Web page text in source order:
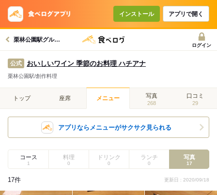
インストール アプリで開く
栗林公園駅グルメへ
ログイン
公式 おいしいワイン 季節のお料理 ハチアナ
栗林公園駅/創作料理
トップ 座席 メニュー 写真
268
口コミ
29
アプリならメニューがサクサク見られる
コース
1
料理
0
ドリンク
0
ランチ
0
写真
17
17件 更新日 : 2020/09/18